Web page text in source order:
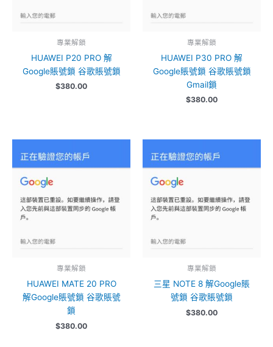
專業解鎖
HUAWEI P20 PRO 解
Google賬號鎖 谷歌賬號鎖
$380.00
專業解鎖
HUAWEI P30 PRO 解
Google賬號鎖 谷歌賬號鎖
Gmail鎖
$380.00
專業解鎖
HUAWEI MATE 20 PRO
解Google賬號鎖 谷歌賬號
鎖
$380.00
專業解鎖
三星 NOTE 8 解Google賬
號鎖 谷歌賬號鎖
$380.00